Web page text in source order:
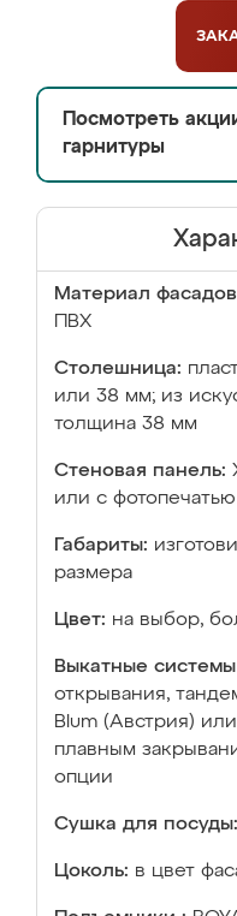
Посмотреть
гарнитуры
Материал
ПВХ
Столешница:
или 38 мм; из
толщина 38 мм
Стеновая панель:
или с фотопечатью
Габариты:
размера
Цвет: на выбор,
Выкатные системы
открывания,
Blum (Австрия)
плавным
опции
Сушка для посуды:
Цоколь: в цвет